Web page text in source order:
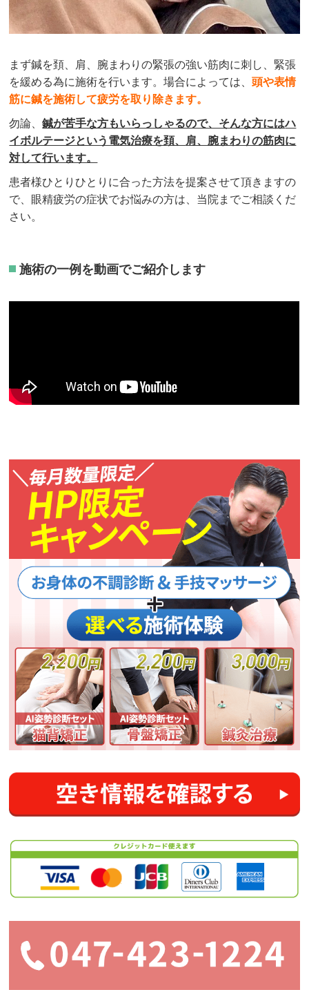
まず鍼を頚、肩、腕まわりの緊張の強い筋肉に刺し、緊張
を緩める為に施術を行います。場合によっては、頭や表情
筋に鍼を施術して疲労を取り除きます。
勿論、鍼が苦手な方もいらっしゃるので、そんな方にはハ
イボルテージという電気治療を頚、 肩、腕まわりの筋肉に
対して行います。
患者様ひとりひとりに合った方法を提案させて頂きますの
で、眼精疲労の症状でお悩みの方は、当院までご相談くだ
さい。
施術の一例を動画でご紹介します